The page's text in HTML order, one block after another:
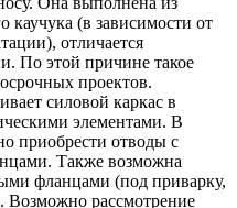
каучука (в зависимости от
отличается
По этой причине такое
проектов.
силовой каркас в
элементами. В
приобрести отводы с
Также возможна
фланцами (под приварку,
Возможно рассмотрение